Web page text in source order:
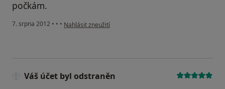
počkám.
7. srpna 2012 • • • podle názoru uživatele Váš účet byl odstraněn
Nahlásit zneužití
Váš účet byl odstraněn